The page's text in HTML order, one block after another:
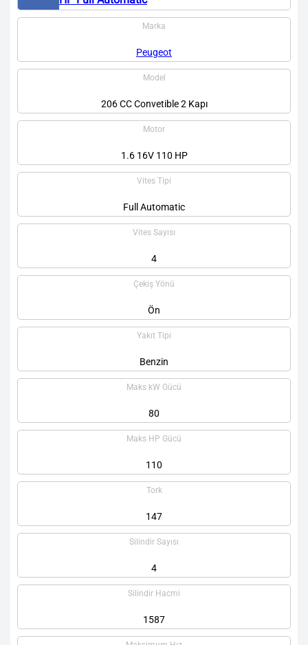
Marka
Peugeot
Model
206 CC Convetible 2 Kapı
Motor
1.6 16V 110 HP
Vites Tipi
Full Automatic
Vites Sayısı
4
Çekiş Yönü
Ön
Yakıt Tipi
Benzin
Maks kW Gücü
80
Maks HP Gücü
110
Tork
147
Silindir Sayısı
4
Silindir Hacmi
1587